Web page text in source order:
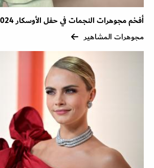
أفخم مجوهرات النجمات في حفل الأوسكار 2024
مجوهرات المشاهير